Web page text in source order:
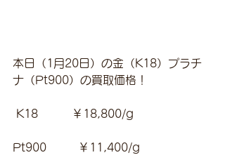
本日（1月20日）の金（K18）プラチ
ナ（Pt900）の買取価格！
K18　　　￥18,800/g
Pt900         ￥11,400/g